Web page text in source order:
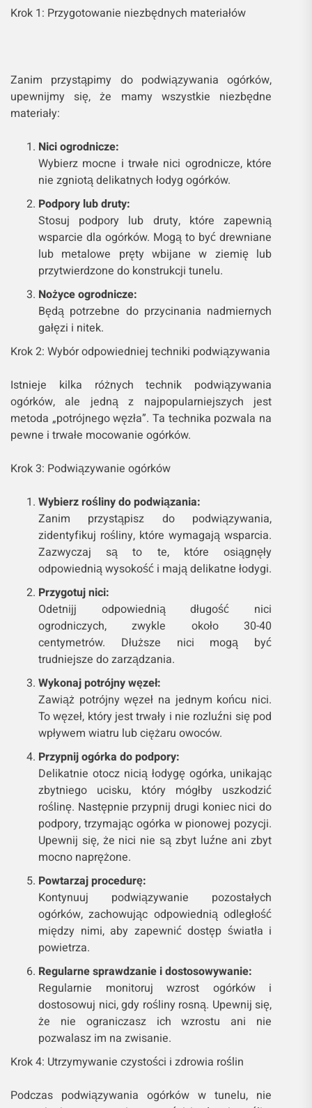
Krok 1: Przygotowanie niezbędnych materiałów
Zanim przystąpimy do podwiązywania ogórków,
upewnijmy się, że mamy wszystkie niezbędne
materiały:
Nici ogrodnicze:
Wybierz mocne i trwałe nici ogrodnicze, które
nie zgniotą delikatnych łodyg ogórków.
Podpory lub druty:
Stosuj podpory lub druty, które zapewnią
wsparcie dla ogórków. Mogą to być drewniane
lub metalowe pręty wbijane w ziemię lub
przytwierdzone do konstrukcji tunelu.
Nożyce ogrodnicze:
Będą potrzebne do przycinania nadmiernych
gałęzi i nitek.
Krok 2: Wybór odpowiedniej techniki podwiązywania
Istnieje kilka różnych technik podwiązywania
ogórków, ale jedną z najpopularniejszych jest
metoda „potrójnego węzła”. Ta technika pozwala na
pewne i trwałe mocowanie ogórków.
Krok 3: Podwiązywanie ogórków
Wybierz rośliny do podwiązania:
Zanim przystąpisz do podwiązywania,
zidentyfikuj rośliny, które wymagają wsparcia.
Zazwyczaj są to te, które osiągnęły
odpowiednią wysokość i mają delikatne łodygi.
Przygotuj nici:
Odetnijj odpowiednią długość nici
ogrodniczych, zwykle około 30-40
centymetrów. Dłuższe nici mogą być
trudniejsze do zarządzania.
Wykonaj potrójny węzeł:
Zawiąż potrójny węzeł na jednym końcu nici.
To węzeł, który jest trwały i nie rozluźni się pod
wpływem wiatru lub ciężaru owoców.
Przypnij ogórka do podpory:
Delikatnie otocz nicią łodygę ogórka, unikając
zbytniego ucisku, który mógłby uszkodzić
roślinę. Następnie przypnij drugi koniec nici do
podpory, trzymając ogórka w pionowej pozycji.
Upewnij się, że nici nie są zbyt luźne ani zbyt
mocno naprężone.
Powtarzaj procedurę:
Kontynuuj podwiązywanie pozostałych
ogórków, zachowując odpowiednią odległość
między nimi, aby zapewnić dostęp światła i
powietrza.
Regularne sprawdzanie i dostosowywanie:
Regularnie monitoruj wzrost ogórków i
dostosowuj nici, gdy rośliny rosną. Upewnij się,
że nie ograniczasz ich wzrostu ani nie
pozwalasz im na zwisanie.
Krok 4: Utrzymywanie czystości i zdrowia roślin
Podczas podwiązywania ogórków w tunelu, nie